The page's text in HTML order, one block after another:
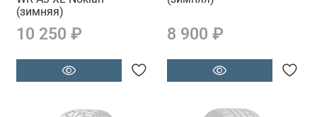
(зимняя)
10 250 ₽ 8 900 ₽